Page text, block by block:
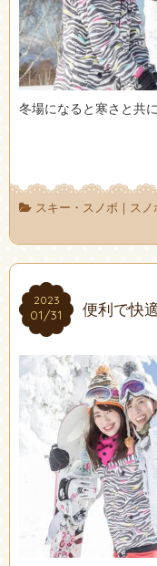
冬場になると寒さと共
スキー・スノボ | スノ
2023
01/31
2023
01/31 便利で快